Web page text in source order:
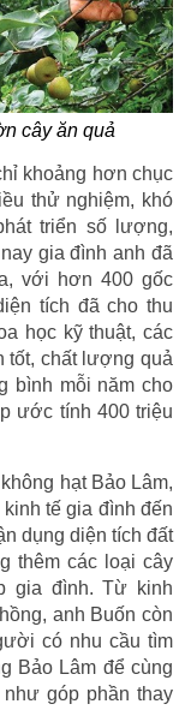
cây ăn quả
khoảng hơn chục
thử nghiệm, khó
triển số lượng,
gia đình anh đã
với hơn 400 gốc
tích đã cho thu
học kỹ thuật, các
tốt, chất lượng quả
bình mỗi năm cho
ước tính 400 triệu
hạt Bảo Lâm,
tế gia đình đến
dụng diện tích đất
thêm các loại cây
gia đình. Từ kinh
anh Buốn còn
có nhu cầu tìm
Bảo Lâm để cùng
góp phần thay